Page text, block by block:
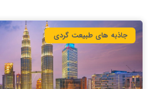
جاذبه های طبیعت گردی